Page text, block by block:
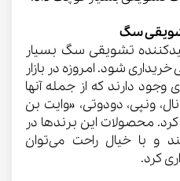
سگ
تشویقی سگ بسیار
شود. امروزه در بازار
دارند که از جمله آنها
ونپی، دودوتی، «وایت بن
محصولات این برندها در
و با خیال راحت می‌توان
کرد.